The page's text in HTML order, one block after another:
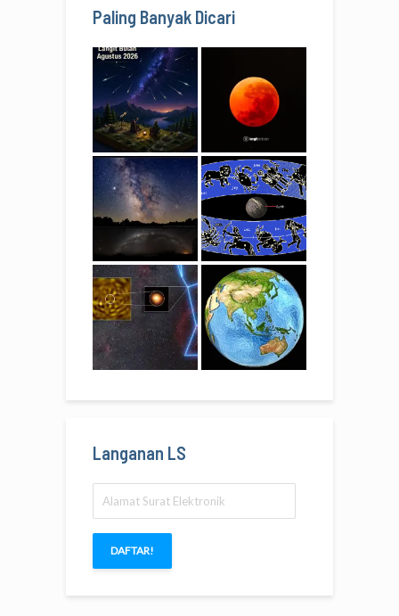
Paling Banyak Dicari
Langanan LS
Surat
Elektronik
DAFTAR!